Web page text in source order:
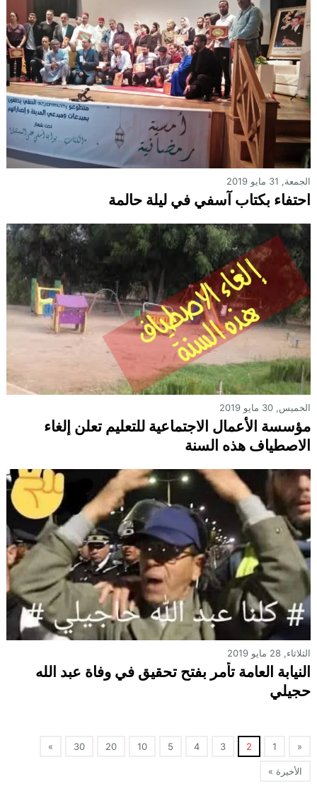
الجمعة, 31 مايو 2019
احتفاء بكتاب آسفي في ليلة حالمة
الخميس, 30 مايو 2019
مؤسسة الأعمال الاجتماعية للتعليم تعلن إلغاء
الاصطياف هذه السنة
الثلاثاء, 28 مايو 2019
النيابة العامة تأمر بفتح تحقيق في وفاة عبد الله
حجيلي
«
1
2
3
4
5
10
20
30
»
الأخيرة »